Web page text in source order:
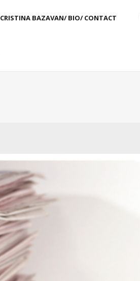
CRISTINA BAZAVAN/ BIO/ CONTACT